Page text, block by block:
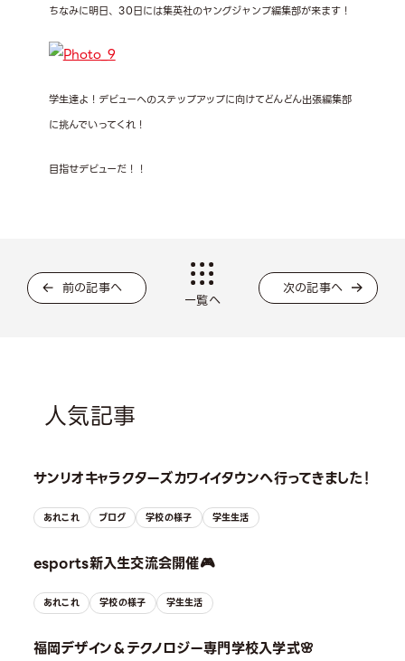
ちなみに明日、30日には集英社のヤングジャンプ編集部が来ます！
学生達よ！デビューへのステップアップに向けてどんどん出張編集部
に挑んでいってくれ！
目指せデビューだ！！
前の記事へ
一覧へ
次の記事へ
人気記事
サンリオキャラクターズカワイイタウンへ行ってきました！
あれこれ ブログ 学校の様子 学生生活
esports新入生交流会開催🎮
あれこれ 学校の様子 学生生活
福岡デザイン＆テクノロジー専門学校入学式🌸